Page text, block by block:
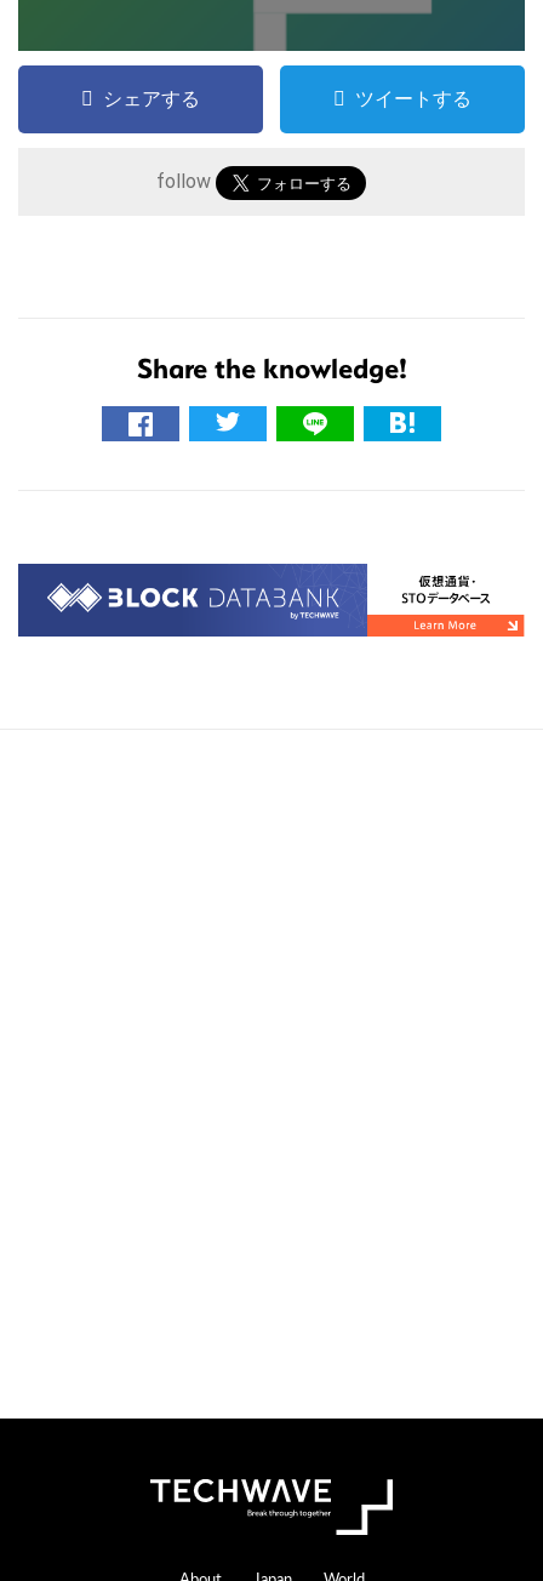
シェアする ツイートする
follow
Share the knowledge!
す